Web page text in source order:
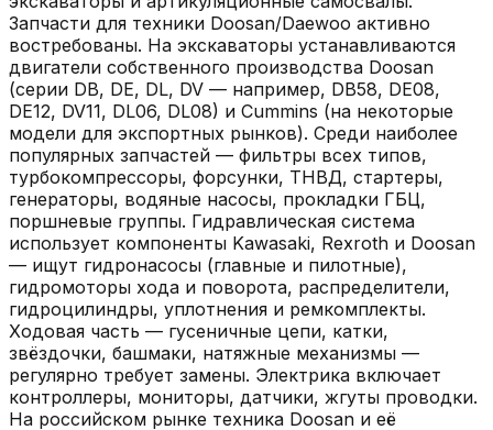
Запчасти для техники Doosan/Daewoo активно
востребованы. На экскаваторы устанавливаются
двигатели собственного производства Doosan
(серии DB, DE, DL, DV — например, DB58, DE08,
DE12, DV11, DL06, DL08) и Cummins (на некоторые
модели для экспортных рынков). Среди наиболее
популярных запчастей — фильтры всех типов,
турбокомпрессоры, форсунки, ТНВД, стартеры,
генераторы, водяные насосы, прокладки ГБЦ,
поршневые группы. Гидравлическая система
использует компоненты Kawasaki, Rexroth и Doosan
— ищут гидронасосы (главные и пилотные),
гидромоторы хода и поворота, распределители,
гидроцилиндры, уплотнения и ремкомплекты.
Ходовая часть — гусеничные цепи, катки,
звёздочки, башмаки, натяжные механизмы —
регулярно требует замены. Электрика включает
контроллеры, мониторы, датчики, жгуты проводки.
На российском рынке техника Doosan и её